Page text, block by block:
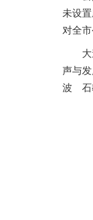
未设
对全
声与
波 石